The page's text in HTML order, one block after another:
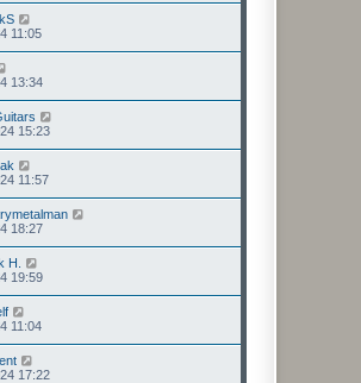
11:05
13:34
15:23
11:57
18:27
H.
19:59
11:04
17:22